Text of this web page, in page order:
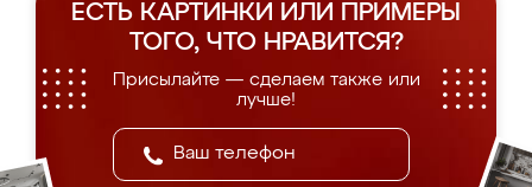
ЕСТЬ КАРТИНКИ ИЛИ ПРИМЕРЫ
ТОГО, ЧТО НРАВИТСЯ?
Присылайте — сделаем также или
лучше!